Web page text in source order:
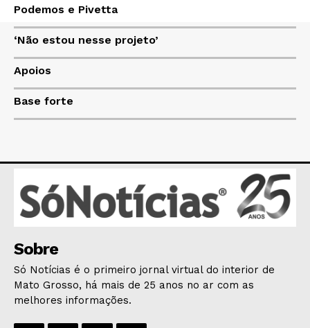
HOME
POLÍTICA
ESPORTES
ECONOMIA
AGRONOTÍCIAS
ÚLTIMAS NOTÍCIAS
Podemos e Pivetta
‘Não estou nesse projeto’
Apoios
Base forte
Sobre
Só Notícias é o primeiro jornal virtual do interior de
Mato Grosso, há mais de 25 anos no ar com as
melhores informações.